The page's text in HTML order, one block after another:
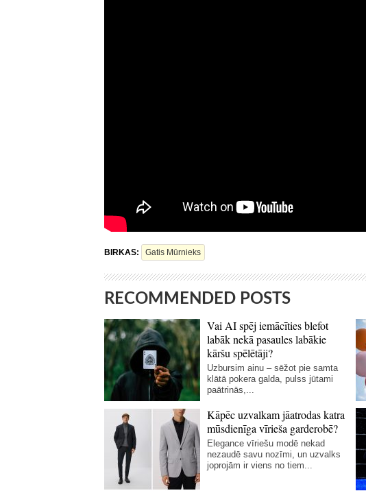
BIRKAS: Gatis Mūrnieks
RECOMMENDED POSTS
Vai AI spēj iemācīties blefot
labāk nekā pasaules labākie
kāršu spēlētāji?
Uzbursim ainu – sēžot pie samta
klātā pokera galda, pulss jūtami
paātrinās,...
Kāpēc uzvalkam jāatrodas katra
mūsdienīga vīrieša garderobē?
Elegance vīriešu modē nekad
nezaudē savu nozīmi, un uzvalks
joprojām ir viens no tiem...